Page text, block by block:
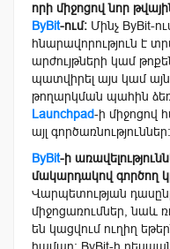
որի միջոցով նոր
ByBit-ում։ Մինչ ByBit-
հնարավորություն է
արժույթների կամ
պատվիրել այս կամ
թողարկման պահին
Launchpad-ի միջոցով
այլ գործառնություններ։
ByBit-ի
մակարդակով գործող
Վարպետության
միջոցառումներ, նաև
են կացվում ուղիղ